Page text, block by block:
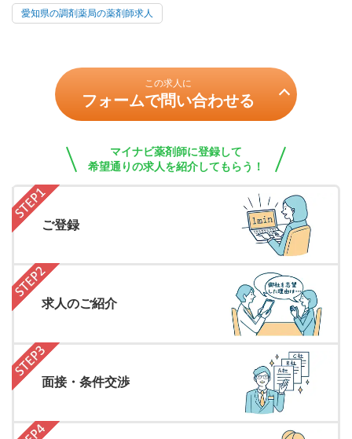
愛知県の調剤薬局の薬剤師求人
この求人に
フォームで問い合わせる
マイナビ薬剤師に登録して
希望通りの求人を紹介してもらう！
ご登録
求人のご紹介
面接・条件交渉